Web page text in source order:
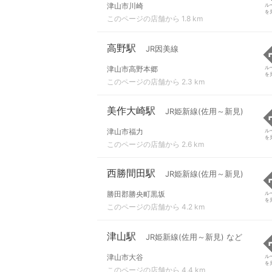
津山市川崎
このページの店舗から 1.8 km
ル
を
高野駅 JR因美線
津山市高野本郷
このページの店舗から 2.3 km
ル
を
美作大崎駅 JR姫新線(佐用～新見)
津山市福力
このページの店舗から 2.6 km
ル
を
西勝間田駅 JR姫新線(佐用～新見)
勝田郡勝央町黒坂
このページの店舗から 4.2 km
ル
を
津山駅 JR姫新線(佐用～新見) など
津山市大谷
このページの店舗から 4.4 km
ル
を